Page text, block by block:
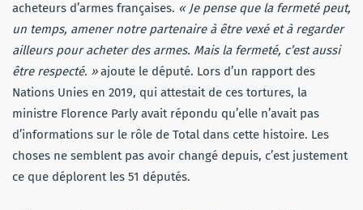
acheteurs d’armes françaises. « Je pense que la fermeté peut,
un temps, amener notre partenaire à être vexé et à regarder
ailleurs pour acheter des armes. Mais la fermeté, c’est aussi
être respecté. »ajoute le député. Lors d’un rapport des
Nations Unies en 2019, qui attestait de ces tortures, la
ministre Florence Parly avait répondu qu’elle n’avait pas
d’informations sur le rôle de Total dans cette histoire. Les
choses ne semblent pas avoir changé depuis, c’est justement
ce que déplorent les 51 députés.